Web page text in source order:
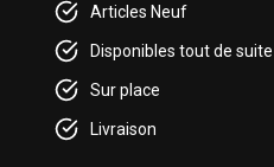
Articles Neuf
Disponibles tout de suite
Sur place
Livraison